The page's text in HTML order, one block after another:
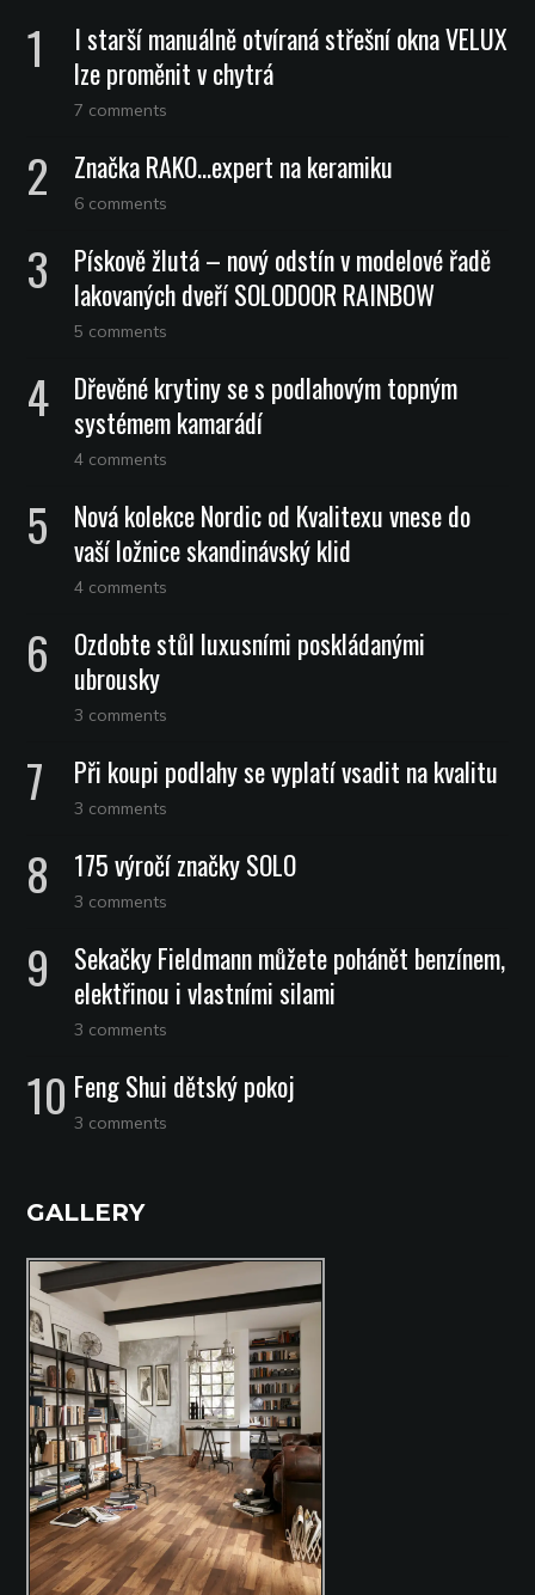
I starší manuálně otvíraná střešní okna VELUX
lze proměnit v chytrá
7 comments
Značka RAKO…expert na keramiku
6 comments
Pískově žlutá – nový odstín v modelové řadě
lakovaných dveří SOLODOOR RAINBOW
5 comments
Dřevěné krytiny se s podlahovým topným
systémem kamarádí
4 comments
Nová kolekce Nordic od Kvalitexu vnese do
vaší ložnice skandinávský klid
4 comments
Ozdobte stůl luxusními poskládanými
ubrousky
3 comments
Při koupi podlahy se vyplatí vsadit na kvalitu
3 comments
175 výročí značky SOLO
3 comments
Sekačky Fieldmann můžete pohánět benzínem,
elektřinou i vlastními silami
3 comments
Feng Shui dětský pokoj
3 comments
GALLERY